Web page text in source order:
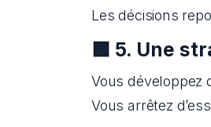
Les décisions
🟩 5. Une
Vous développez
Vous arrêtez